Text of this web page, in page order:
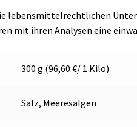
lebensmittelrechtlichen
mit ihren Analysen eine
300 g (96,60 €/ 1 Kilo)
Salz, Meeresalgen